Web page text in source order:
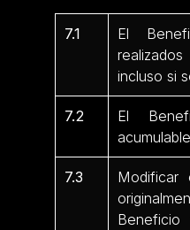
7.1
El
incluso si
7.2
El
7.3
Modificar